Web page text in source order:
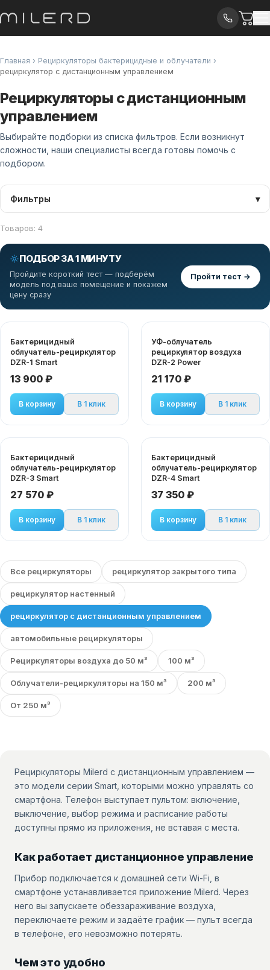
Главная › Рециркуляторы бактерицидные и облучатели ›
рециркулятор с дистанционным управлением
Рециркуляторы с дистанционным
управлением
Выбирайте подборки из списка фильтров. Если возникнут
сложности, наши специалисты всегда готовы помочь с
подбором.
Фильтры ▾
Товаров: 4
ПОДБОР ЗА 1 МИНУТУ
Пройдите короткий тест — подберём
модель под ваше помещение и покажем
цену сразу
Пройти тест →
Бактерицидный
облучатель-рециркулятор
DZR-1 Smart
13 900 ₽
В корзину В 1 клик
УФ-облучатель
рециркулятор воздуха
DZR-2 Power
21 170 ₽
В корзину В 1 клик
Бактерицидный
облучатель-рециркулятор
DZR-3 Smart
27 570 ₽
В корзину В 1 клик
Бактерицидный
облучатель-рециркулятор
DZR-4 Smart
37 350 ₽
В корзину В 1 клик
Все рециркуляторы рециркулятор закрытого типа
рециркулятор настенный
рециркулятор с дистанционным управлением
автомобильные рециркуляторы
Рециркуляторы воздуха до 50 м³ 100 м³
Облучатели-рециркуляторы на 150 м³ 200 м³
От 250 м³
Рециркуляторы Milerd с дистанционным управлением —
это модели серии Smart, которыми можно управлять со
смартфона. Телефон выступает пультом: включение,
выключение, выбор режима и расписание работы
доступны прямо из приложения, не вставая с места.
Как работает дистанционное управление
Прибор подключается к домашней сети Wi-Fi, в
смартфоне устанавливается приложение Milerd. Через
него вы запускаете обеззараживание воздуха,
переключаете режим и задаёте график — пульт всегда
в телефоне, его невозможно потерять.
Чем это удобно